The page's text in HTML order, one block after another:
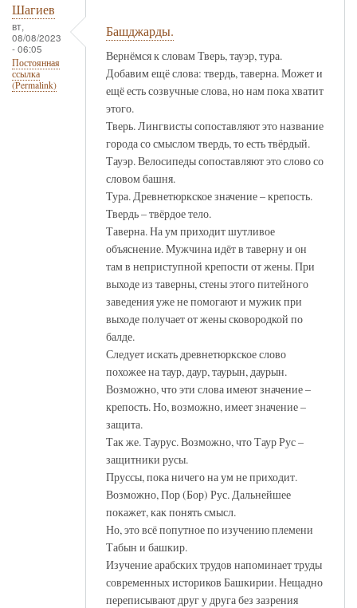
Шагиев
вт,
08/08/2023
- 06:05
Постоянная
ссылка
(Permalink)
Башджарды.
Вернёмся к словам Тверь, тауэр, тура.
Добавим ещё слова: твердь, таверна. Может и
ещё есть созвучные слова, но нам пока хватит
этого.
Тверь. Лингвисты сопоставляют это название
города со смыслом твердь, то есть твёрдый.
Тауэр. Велосипеды сопоставляют это слово со
словом башня.
Тура. Древнетюркское значение – крепость.
Твердь – твёрдое тело.
Таверна. На ум приходит шутливое
объяснение. Мужчина идёт в таверну и он
там в неприступной крепости от жены. При
выходе из таверны, стены этого питейного
заведения уже не помогают и мужик при
выходе получает от жены сковородкой по
балде.
Следует искать древнетюркское слово
похожее на таур, даур, таурын, даурын.
Возможно, что эти слова имеют значение –
крепость. Но, возможно, имеет значение –
защита.
Так же. Таурус. Возможно, что Таур Рус –
защитники русы.
Пруссы, пока ничего на ум не приходит.
Возможно, Пор (Бор) Рус. Дальнейшее
покажет, как понять смысл.
Но, это всё попутное по изучению племени
Табын и башкир.
Изучение арабских трудов напоминает труды
современных историков Башкирии. Нещадно
переписывают друг у друга без зазрения